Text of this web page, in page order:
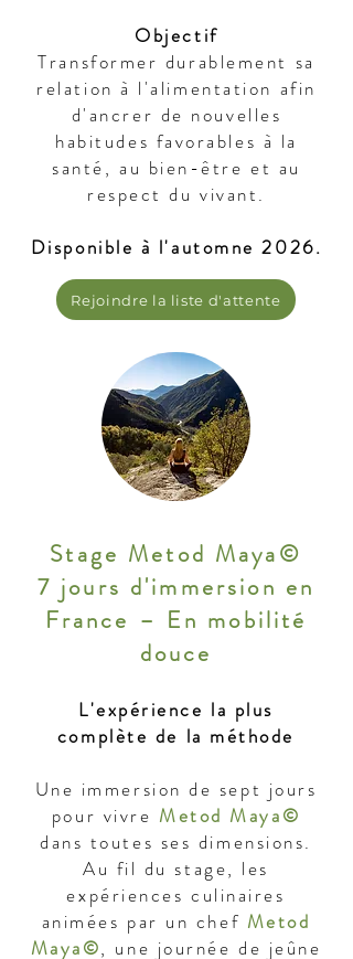
Objectif
Transformer durablement sa
relation à l'alimentation afin
d'ancrer de nouvelles
habitudes favorables à la
santé, au bien-être et au
respect du vivant.
Disponible à l'automne 2026.
Rejoindre la liste d'attente
Stage Metod Maya©
7 jours d'immersion en
France – En mobilité
douce
L'expérience la plus
complète de la méthode
Une immersion de sept jours
pour vivre Metod Maya©
dans toutes ses dimensions.
Au fil du stage, les
expériences culinaires
animées par un chef Metod
Maya©, une journée de jeûne